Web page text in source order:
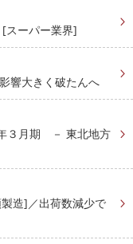
スーパー業界]
響大きく破たんへ
３月期 － 東北地方
造]／出荷数減少で